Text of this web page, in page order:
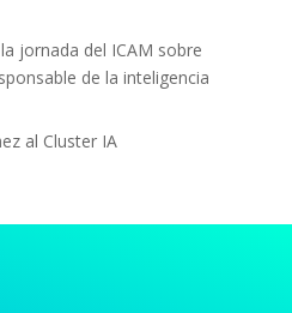
jornada del ICAM sobre
de la inteligencia
al Cluster IA